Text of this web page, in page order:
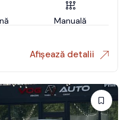
Manuală
Afișează detalii